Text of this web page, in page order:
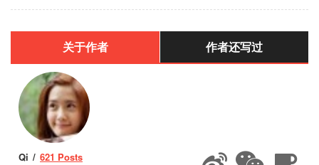
关于作者 作者还写过
Qi 621 Posts